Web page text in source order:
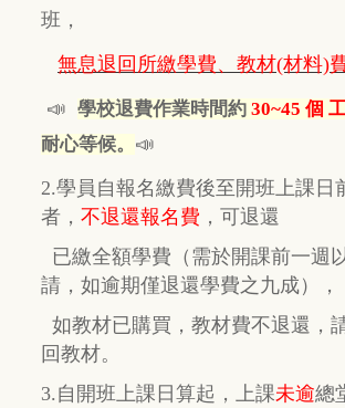
班，
無息退回所繳學費、教材(材料)
📣 學校退費作業時間約 30~45 個
耐心等候。 📣
2.學員自報名繳費後至開班上課日
者， 不退還報名費 ， 可退還
已繳全額學費 （需於開課前一週
請，如逾期僅退還學費之九成），
如教材已購買，教材費不退還，
回教材。
3.自開班上課日算起，上課未逾總